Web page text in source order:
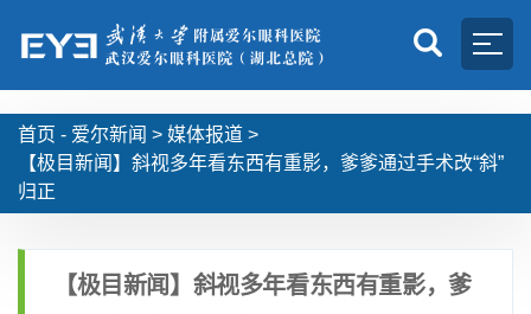
首页 - 爱尔新闻 > 媒体报道 >
【极目新闻】斜视多年看东西有重影，爹爹通过手术改“斜”
归正
【极目新闻】斜视多年看东西有重影，爹